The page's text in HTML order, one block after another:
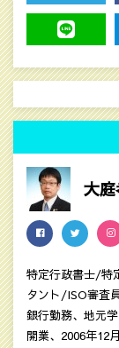
TWEET
大
特定行政書士/特
タント/ISO審査
銀行勤務、地元
開業、2006年12